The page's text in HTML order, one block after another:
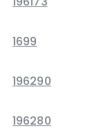
1699
196290
196280